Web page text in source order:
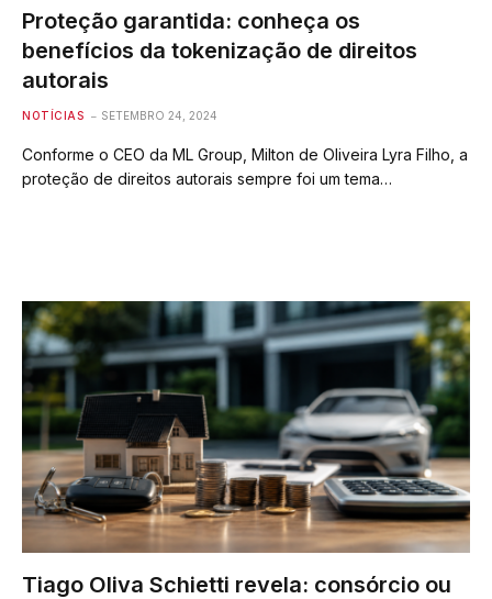
Proteção garantida: conheça os
benefícios da tokenização de direitos
autorais
NOTÍCIAS SETEMBRO 24, 2024
Conforme o CEO da ML Group, Milton de Oliveira Lyra Filho, a
proteção de direitos autorais sempre foi um tema…
Tiago Oliva Schietti revela: consórcio ou